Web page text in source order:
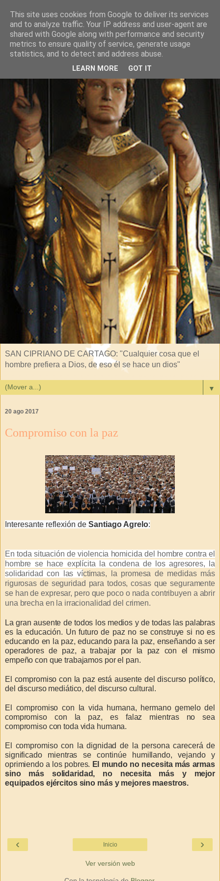
SAN CIPRIANO DE CARTAGO: "Cualquier cosa que el
hombre prefiera a Dios, de eso él se hace un dios"
▼
20 ago 2017
Compromiso con la paz
Interesante reflexión de Santiago Agrelo:
En toda situación de violencia homicida del hombre contra el
hombre se hace explícita la condena de los agresores, la
solidaridad con las víctimas, la promesa de medidas más
rigurosas de seguridad para todos, cosas que seguramente
se han de expresar, pero que poco o nada contribuyen a abrir
una brecha en la irracionalidad del crimen.
La gran ausente de todos los medios y de todas las palabras
es la educación. Un futuro de paz no se construye si no es
educando en la paz, educando para la paz, enseñando a ser
operadores de paz, a trabajar por la paz con el mismo
empeño con que trabajamos por el pan.
El compromiso con la paz está ausente del discurso político,
del discurso mediático, del discurso cultural.
El compromiso con la vida humana, hermano gemelo del
compromiso con la paz, es falaz mientras no sea
compromiso con toda vida humana.
El compromiso con la dignidad de la persona carecerá de
significado mientras se continúe humillando, vejando y
oprimiendo a los pobres. El mundo no necesita más armas
sino más solidaridad, no necesita más y mejor
equipados ejércitos sino más y mejores maestros.
‹ ›
Inicio
Ver versión web
This site uses cookies from Google to deliver its services
and to analyze traffic. Your IP address and user-agent are
shared with Google along with performance and security
metrics to ensure quality of service, generate usage
statistics, and to detect and address abuse.
LEARN MORE GOT IT